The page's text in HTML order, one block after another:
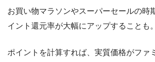
お買い物マラソンやスーパーセールの時
イント還元率が大幅にアップすることも。
ポイントを計算すれば、実質価格がファ